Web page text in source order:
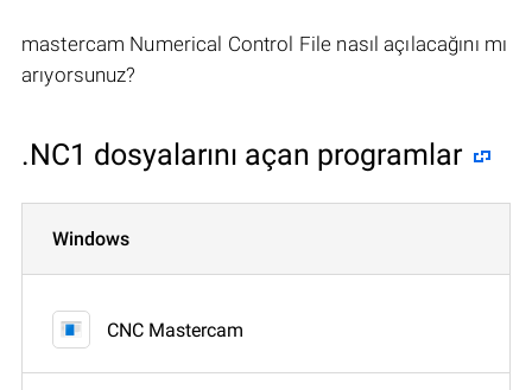
mastercam Numerical Control File nasıl açılacağını mı
arıyorsunuz?
.NC1 dosyalarını açan programlar
Windows
CNC Mastercam